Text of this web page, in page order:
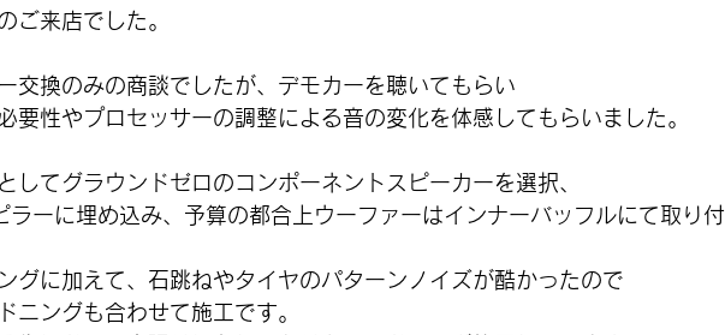
ご来店でした。
交換のみの商談でしたが、デモカーを聴いてもらい
要性やプロセッサーの調整による音の変化を体感してもらいました。
してグラウンドゼロのコンポーネントスピーカーを選択、
ラーに埋め込み、予算の都合上ウーファーはインナーバッフルにて取り付
グに加えて、石跳ねやタイヤのパターンノイズが酷かったので
ニングも合わせて施工です。